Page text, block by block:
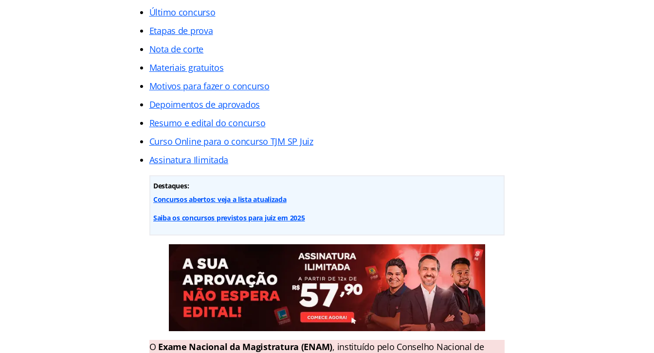
Último concurso
Etapas de prova
Nota de corte
Materiais gratuitos
Motivos para fazer o concurso
Depoimentos de aprovados
Resumo e edital do concurso
Curso Online para o concurso TJM SP Juiz
Assinatura Ilimitada
Destaques:
Concursos abertos: veja a lista atualizada
Saiba os concursos previstos para juiz em 2025
O Exame Nacional da Magistratura (ENAM), instituído pelo Conselho Nacional de